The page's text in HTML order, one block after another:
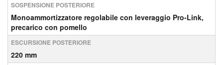
SOSPENSIONE POSTERIORE
Monoammortizzatore regolabile con leveraggio Pro‑Link,
precarico con pomello
ESCURSIONE POSTERIORE
220 mm